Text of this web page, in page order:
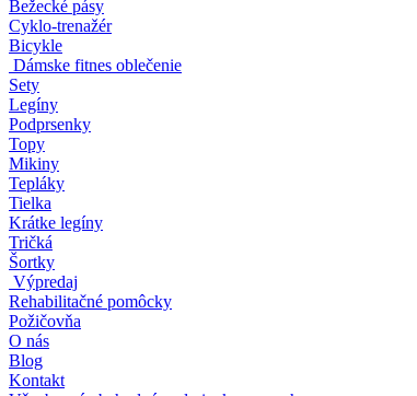
Bežecké pásy
Cyklo-trenažér
Bicykle
Dámske fitnes oblečenie
Sety
Legíny
Podprsenky
Topy
Mikiny
Tepláky
Tielka
Krátke legíny
Tričká
Šortky
Výpredaj
Rehabilitačné pomôcky
Požičovňa
O nás
Blog
Kontakt